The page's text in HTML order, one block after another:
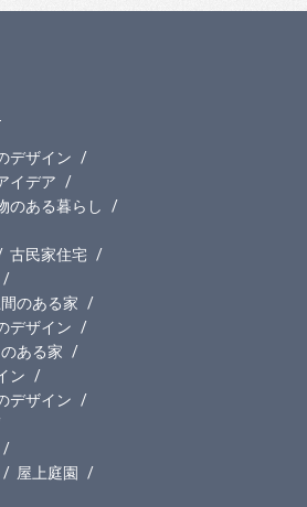
デザイン
イデア
のある暮らし
古民家住宅
のある家
デザイン
ある家
ン
デザイン
屋上庭園